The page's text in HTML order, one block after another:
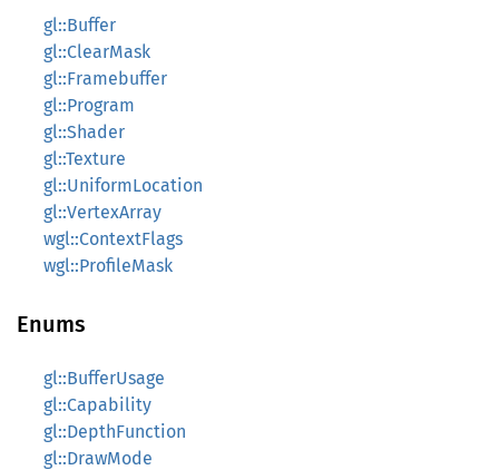
gl::Buffer
gl::ClearMask
gl::Framebuffer
gl::Program
gl::Shader
gl::Texture
gl::UniformLocation
gl::VertexArray
wgl::ContextFlags
wgl::ProfileMask
Enums
gl::BufferUsage
gl::Capability
gl::DepthFunction
gl::DrawMode